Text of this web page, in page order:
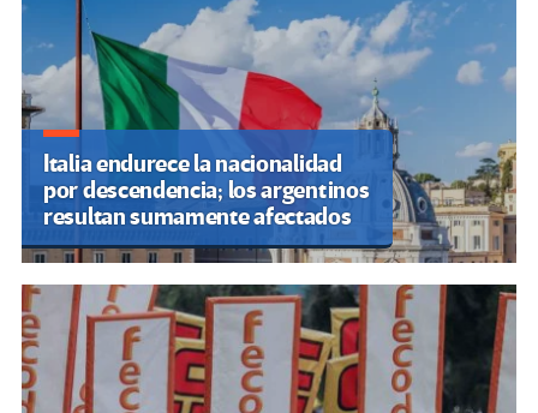
Italia endurece la nacionalidad
por descendencia; los argentinos
resultan sumamente afectados